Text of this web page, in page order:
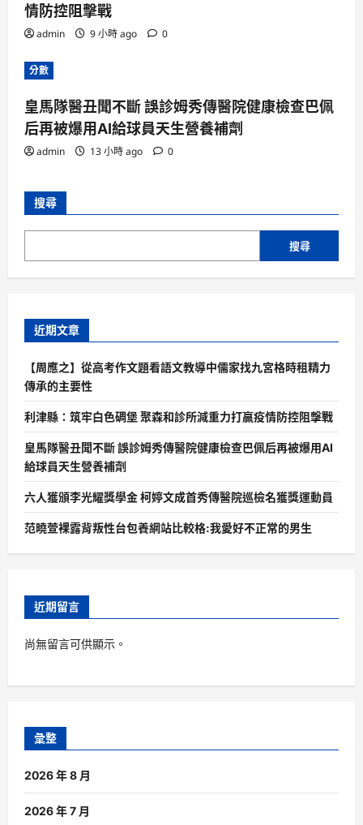
情防控阻擊戰
admin 9 小時 ago 0
分數
皇馬隊醫丑聞不斷 誤診姆秀傳醫院健康檢查巴佩
后再被爆用AI給球員天生營養補劑
admin 13 小時 ago 0
搜尋
搜尋
近期文章
【周應之】從高考作文題看語文教導中儒家找九宮格時租精力
傳承的主要性
利津縣：筑牢白色碉堡 聚森和診所減重力打贏疫情防控阻擊戰
皇馬隊醫丑聞不斷 誤診姆秀傳醫院健康檢查巴佩后再被爆用AI
給球員天生營養補劑
六人獲頒李光耀獎學金 柯婷文成首秀傳醫院巡檢名獲獎運動員
范曉萱裸露背叛性台包養網站比較格:我愛好不正常的男生
近期留言
尚無留言可供顯示。
彙整
2026 年 8 月
2026 年 7 月